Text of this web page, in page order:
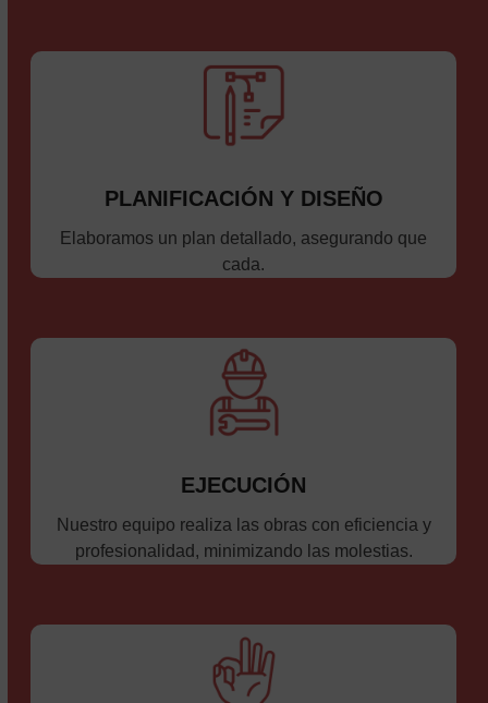
PLANIFICACIÓN Y DISEÑO
Elaboramos un plan detallado, asegurando que
cada.
EJECUCIÓN
Nuestro equipo realiza las obras con eficiencia y
profesionalidad, minimizando las molestias.